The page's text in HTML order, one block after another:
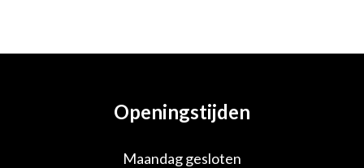
Openingstijden
Maandag gesloten